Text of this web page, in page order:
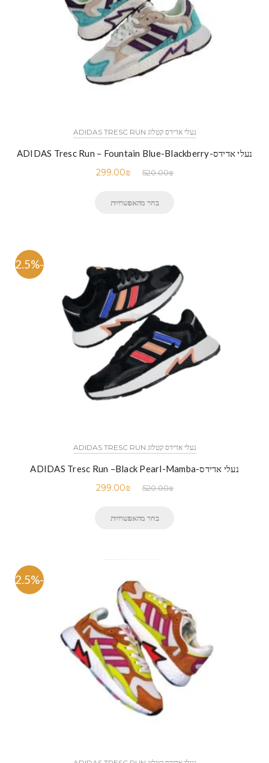
נעלי אדידס קטלוג ADIDAS TRESC RUN
נעלי אדידס-ADIDAS Tresc Run – Fountain Blue-Blackberry
520.00₪
299.00₪
בחר מהאפשרויות
-42.5%
נעלי אדידס קטלוג ADIDAS TRESC RUN
נעלי אדידס-ADIDAS Tresc Run –Black Pearl-Mamba
520.00₪
299.00₪
בחר מהאפשרויות
-42.5%